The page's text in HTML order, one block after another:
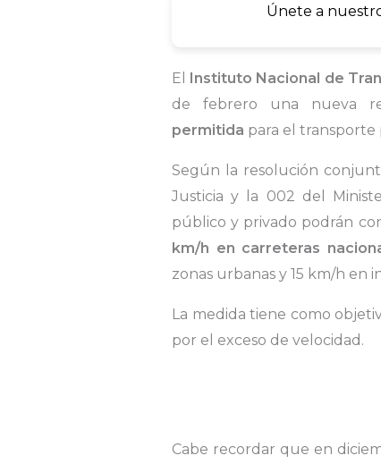
Únete a
El Instituto Nacional de
de febrero una nueva
permitida para el transporte
Según la resolución
Justicia y la 002 del
público y privado podrán
km/h en carreteras
zonas urbanas y 15 km/h en
La medida tiene como
por el exceso de velocidad.
Cabe recordar que en